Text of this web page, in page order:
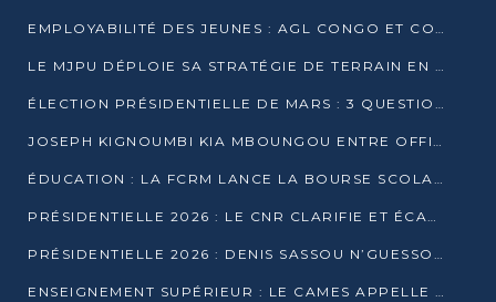
EMPLOYABILITÉ DES JEUNES : AGL CONGO ET CONGO TERMINAL S’ALLIENT À UCAC-ICAM
LE MJPU DÉPLOIE SA STRATÉGIE DE TERRAIN EN FAVEUR DE DSN
ÉLECTION PRÉSIDENTIELLE DE MARS : 3 QUESTIONS À UN EXPERT CONGOLAIS DE LA CYBERSÉCURITÉ
JOSEPH KIGNOUMBI KIA MBOUNGOU ENTRE OFFICIELLEMENT EN COURSE POUR LA PRÉSIDENTIELLE
ÉDUCATION : LA FCRM LANCE LA BOURSE SCOLAIRE FRANCINE-NTOUMI POUR PROMOUVOIR LES FILIÈRES SCIENTIFIQUES
PRÉSIDENTIELLE 2026 : LE CNR CLARIFIE ET ÉCARTE LA CANDIDATURE DU PASTEUR NTUMI
PRÉSIDENTIELLE 2026 : DENIS SASSOU N’GUESSO ANNONCE OFFICIELLEMENT SA CANDIDATURE
ENSEIGNEMENT SUPÉRIEUR : LE CAMES APPELLE À UNE UNIVERSITÉ AFRICAINE AXÉE SUR L’EMPLOYABILITÉ